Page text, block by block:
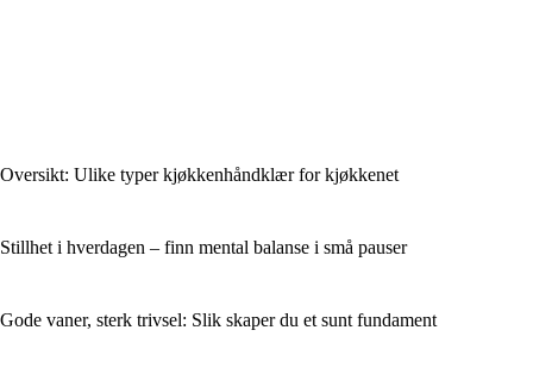
Oversikt: Ulike typer kjøkkenhåndklær for kjøkkenet
Stillhet i hverdagen – finn mental balanse i små pauser
Gode vaner, sterk trivsel: Slik skaper du et sunt fundament